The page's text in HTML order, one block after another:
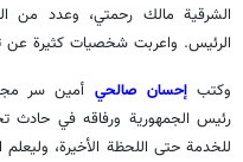
الشرقية مالك رحمتي، وعدد من
الرئيس. واعربت شخصيات كثيرة عن
وكتبإحسان صالحي أمين سر
رئيس الجمهورية ورفاقه في حادث
للخدمة حتى اللحظة الأخيرة،